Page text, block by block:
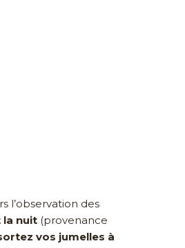
l’observation des
la nuit(provenance
vos jumelles à